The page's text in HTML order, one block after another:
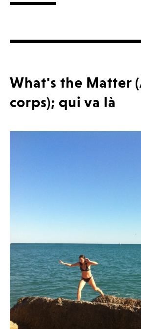
What's the Matter
corps); qui va là